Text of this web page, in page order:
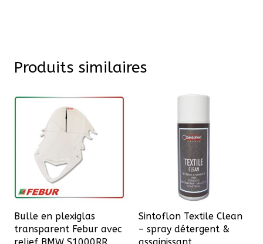
Produits similaires
Bulle en plexiglas
transparent Febur avec
Sintoflon Textile Clean
– spray détergent &